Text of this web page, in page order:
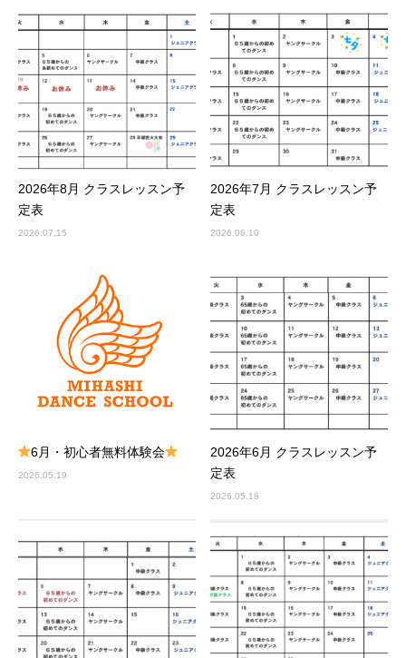
2026年8月 クラスレッスン予
定表
2026.07.15
2026年7月 クラスレッスン予
定表
2026.06.10
6月・初心者無料体験会
2026.05.19
2026年6月 クラスレッスン予
定表
2026.05.18